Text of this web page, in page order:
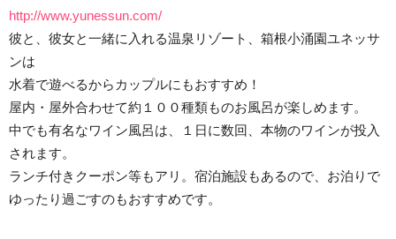
http://www.yunessun.com/
彼と、彼女と一緒に入れる温泉リゾート、箱根小涌園ユネッサ
ンは
水着で遊べるからカップルにもおすすめ！
屋内・屋外合わせて約１００種類ものお風呂が楽しめます。
中でも有名なワイン風呂は、１日に数回、本物のワインが投入
されます。
ランチ付きクーポン等もアリ。宿泊施設もあるので、お泊りで
ゆったり過ごすのもおすすめです。